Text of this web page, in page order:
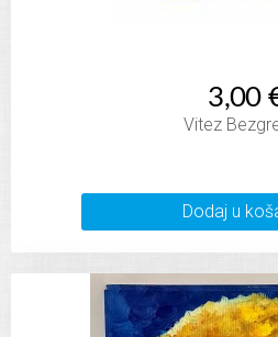
3,00
Vitez
Dodaj u